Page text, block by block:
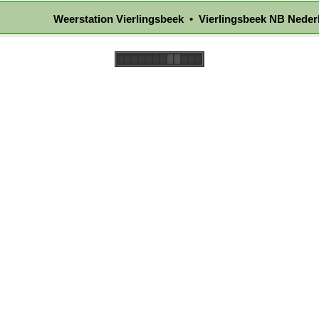
Weerstation Vierlingsbeek • Vierlingsbeek NB